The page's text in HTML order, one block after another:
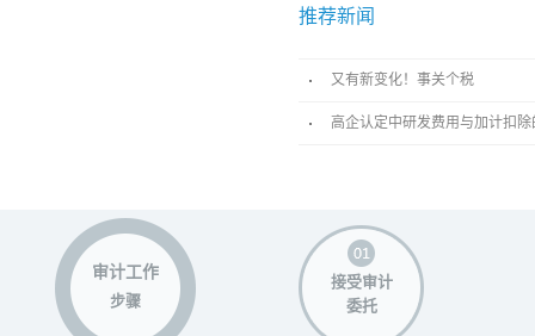
推荐新闻
又有新变化！事关个税
高企认定中研发费用与加计扣
审计工作
步骤
接受审计
委托